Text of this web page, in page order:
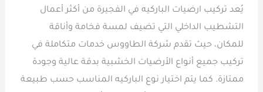
يُعد تركيب ارضيات الباركيه في الفجيرة من أكثر أعمال
التشطيب الداخلي التي تضيف لمسة فخامة وأناقة
للمكان، حيث تقدم شركة الطاووس خدمات متكاملة في
تركيب جميع أنواع الأرضيات الخشبية بدقة عالية وجودة
ممتازة. كما يتم اختيار نوع الباركيه المناسب حسب طبيعة